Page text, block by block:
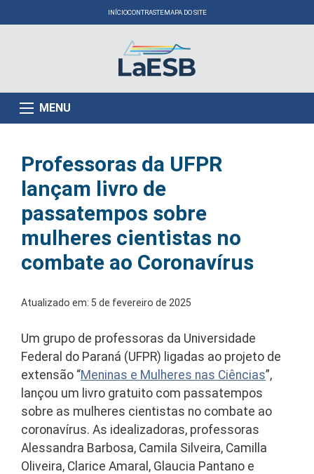
INÍCIOCONTRASTEMAPA DO SITE
MENU
Professoras da UFPR
lançam livro de
passatempos sobre
mulheres cientistas no
combate ao Coronavírus
Atualizado em: 5 de fevereiro de 2025
Um grupo de professoras da Universidade
Federal do Paraná (UFPR) ligadas ao projeto de
extensão “Meninas e Mulheres nas Ciências”,
lançou um livro gratuito com passatempos
sobre as mulheres cientistas no combate ao
coronavírus. As idealizadoras, professoras
Alessandra Barbosa, Camila Silveira, Camilla
Oliveira, Clarice Amaral, Glaucia Pantano e